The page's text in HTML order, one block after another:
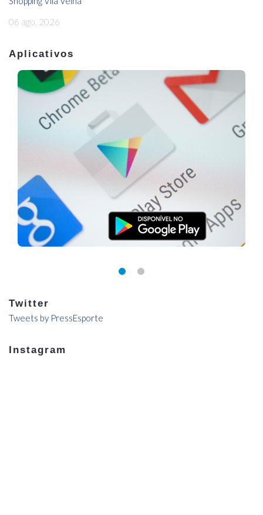
06 ago, 2026
Aplicativos
Twitter
Tweets by PressEsporte
Instagram